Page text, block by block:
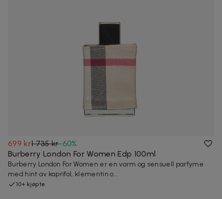
699 kr1 735 kr-60%
Burberry London For Women Edp 100ml
Burberry London For Women er en varm og sensuell parfyme
med hint av kaprifol, klementin o...
10+ kjøpte